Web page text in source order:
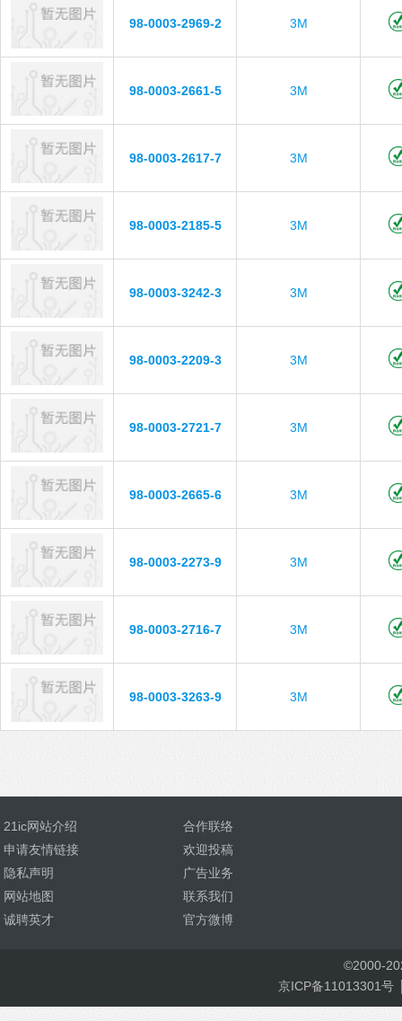
98-0003-2969-2 3M
98-0003-2661-5 3M
98-0003-2617-7 3M
98-0003-2185-5 3M
98-0003-3242-3 3M
98-0003-2209-3 3M
98-0003-2721-7 3M
98-0003-2665-6 3M
98-0003-2273-9 3M
98-0003-2716-7 3M
98-0003-3263-9 3M
21ic网站介绍
合作联络
申请友情链接
欢迎投稿
隐私声明
广告业务
网站地图
联系我们
诚聘英才
官方微博
©2000-
京ICP备11013301号